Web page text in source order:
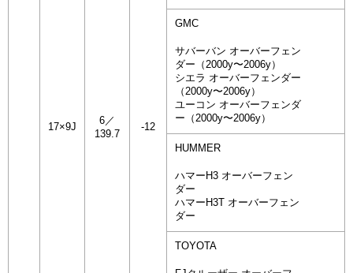
17×9J
6／
139.7
-12
GMC
サバーバン オーバーフェン
ダー（2000y〜2006y）
シエラ オーバーフェンダー
（2000y〜2006y）
ユーコン オーバーフェンダ
ー（2000y〜2006y）
HUMMER
ハマーH3 オーバーフェン
ダー
ハマーH3T オーバーフェン
ダー
TOYOTA